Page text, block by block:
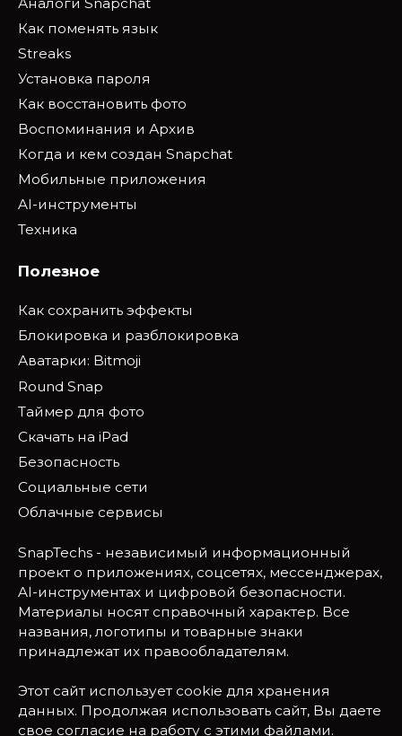
Как поменять язык
Streaks
Установка пароля
Как восстановить фото
Воспоминания и Архив
Когда и кем создан Snapchat
Мобильные приложения
AI-инструменты
Техника
Полезное
Как сохранить эффекты
Блокировка и разблокировка
Аватарки: Bitmoji
Round Snap
Таймер для фото
Скачать на iPad
Безопасность
Социальные сети
Облачные сервисы
SnapTechs - независимый информационный
проект о приложениях, соцсетях, мессенджерах,
AI-инструментах и цифровой безопасности.
Материалы носят справочный характер. Все
названия, логотипы и товарные знаки
принадлежат их правообладателям.
Этот сайт использует cookie для хранения
данных. Продолжая использовать сайт, Вы даете
свое согласие на работу с этими файлами.